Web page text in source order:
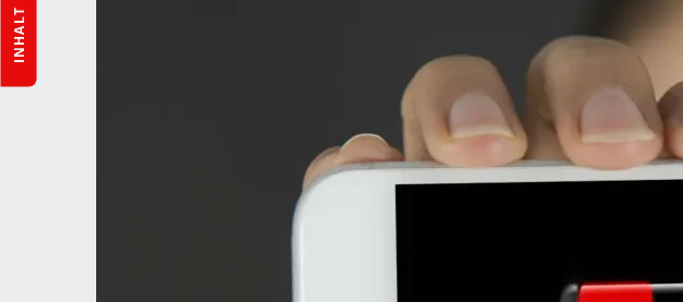
INHALT